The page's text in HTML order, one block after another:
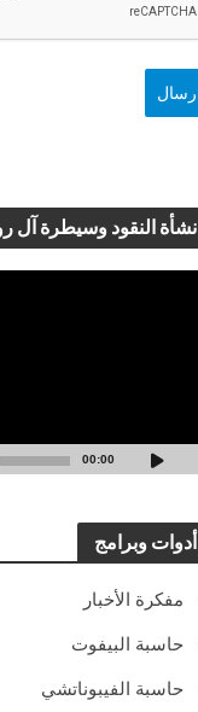
نشأة النقود وسيطرة آل
00:00
أدوات وبرامج
مفكرة الأخبار
حاسبة البيفوت
حاسبة الفيبوناتشي